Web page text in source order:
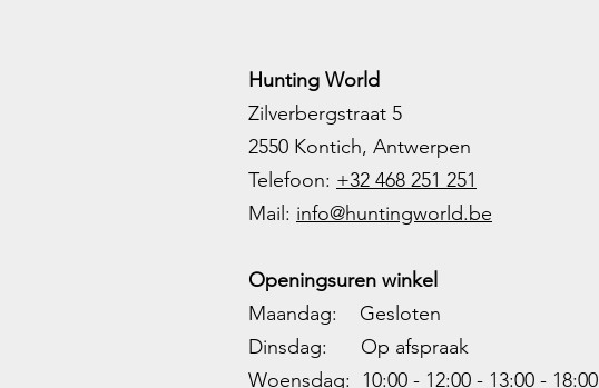
Hunting World
Zilverbergstraat 5
2550 Kontich, Antwerpen
Telefoon: +32 468 251 251
Mail: info@huntingworld.be
Openingsuren winkel
Maandag: Gesloten
Dinsdag: Op afspraak
Woensdag: 10:00 - 12:00 - 13:00 - 18:00